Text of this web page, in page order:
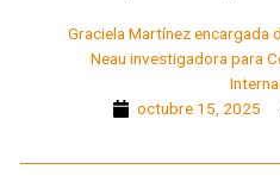
Graciela Martínez encargada
Neau investigadora para
octubre 15, 2025